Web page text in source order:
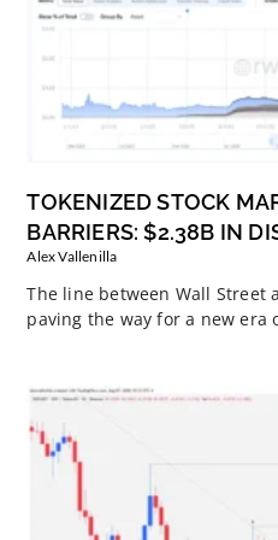
TOKENIZED STOCK
BARRIERS: $2.38B IN
Alex Vallenilla
The line between Wall Street
paving the way for a new era